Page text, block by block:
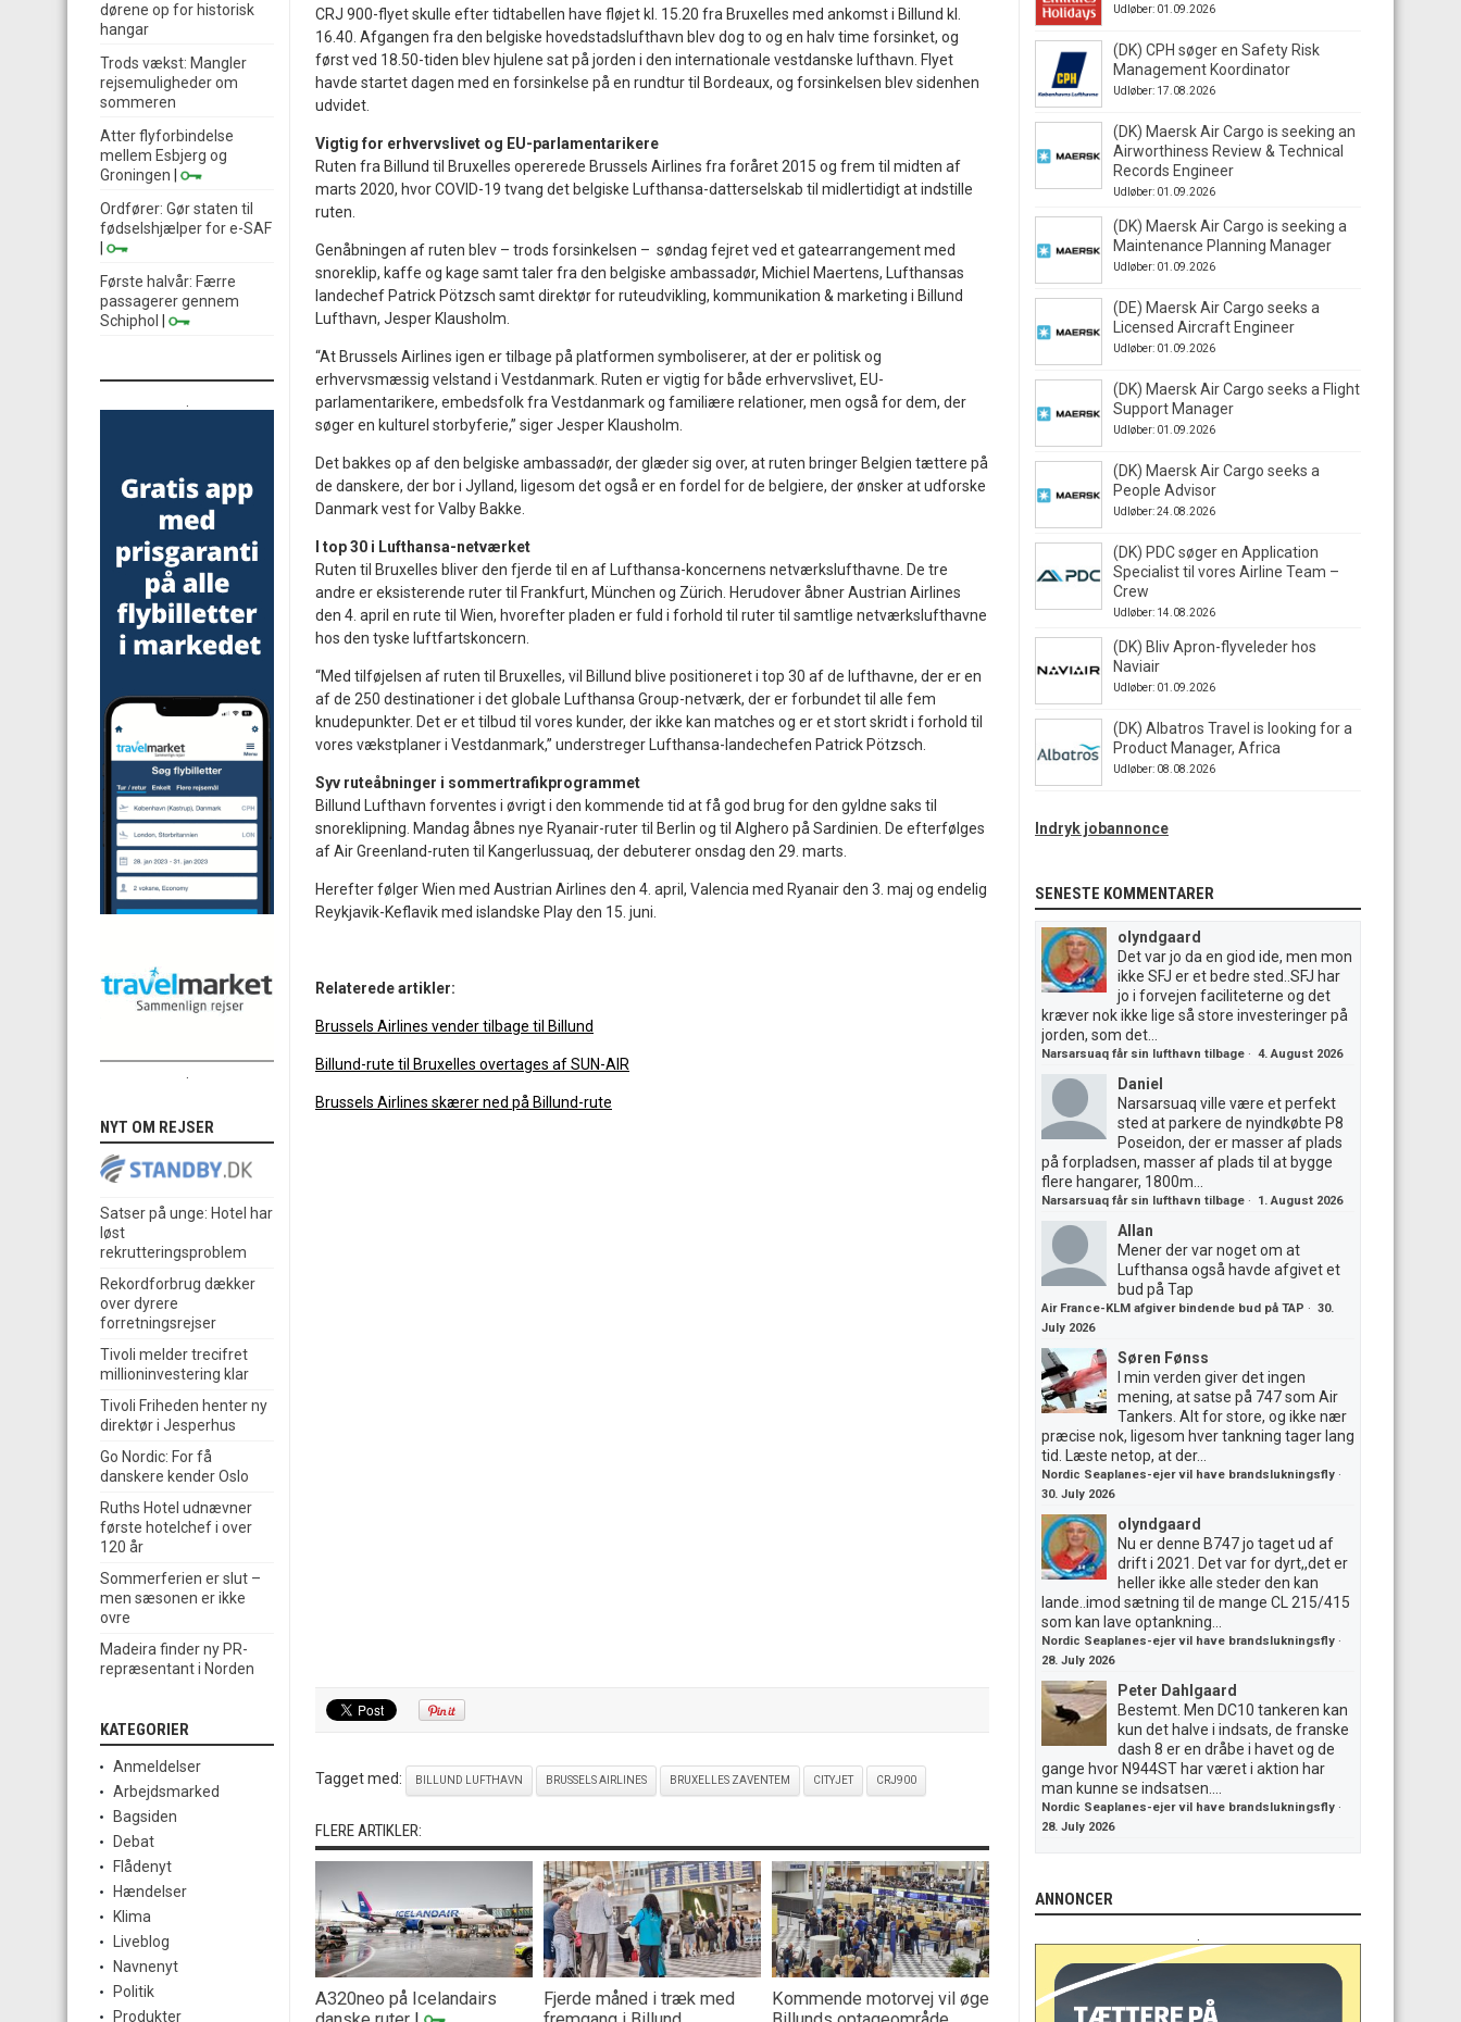
CRJ 900-flyet skulle efter tidtabellen have fløjet kl. 15.20 fra Bruxelles med ankomst i Billund kl.
16.40. Afgangen fra den belgiske hovedstadslufthavn blev dog to og en halv time forsinket, og
først ved 18.50-tiden blev hjulene sat på jorden i den internationale vestdanske lufthavn. Flyet
havde startet dagen med en forsinkelse på en rundtur til Bordeaux, og forsinkelsen blev sidenhen
udvidet.
Vigtig for erhvervslivet og EU-parlamentarikere
Ruten fra Billund til Bruxelles opererede Brussels Airlines fra foråret 2015 og frem til midten af
marts 2020, hvor COVID-19 tvang det belgiske Lufthansa-datterselskab til midlertidigt at indstille
ruten.
Genåbningen af ruten blev – trods forsinkelsen – søndag fejret ved et gatearrangement med
snoreklip, kaffe og kage samt taler fra den belgiske ambassadør, Michiel Maertens, Lufthansas
landechef Patrick Pötzsch samt direktør for ruteudvikling, kommunikation & marketing i Billund
Lufthavn, Jesper Klausholm.
“At Brussels Airlines igen er tilbage på platformen symboliserer, at der er politisk og
erhvervsmæssig velstand i Vestdanmark. Ruten er vigtig for både erhvervslivet, EU-
parlamentarikere, embedsfolk fra Vestdanmark og familiære relationer, men også for dem, der
søger en kulturel storbyferie,” siger Jesper Klausholm.
Det bakkes op af den belgiske ambassadør, der glæder sig over, at ruten bringer Belgien tættere på
de danskere, der bor i Jylland, ligesom det også er en fordel for de belgiere, der ønsker at udforske
Danmark vest for Valby Bakke.
I top 30 i Lufthansa-netværket
Ruten til Bruxelles bliver den fjerde til en af Lufthansa-koncernens netværkslufthavne. De tre
andre er eksisterende ruter til Frankfurt, München og Zürich. Herudover åbner Austrian Airlines
den 4. april en rute til Wien, hvorefter pladen er fuld i forhold til ruter til samtlige netværkslufthavne
hos den tyske luftfartskoncern.
“Med tilføjelsen af ruten til Bruxelles, vil Billund blive positioneret i top 30 af de lufthavne, der er en
af de 250 destinationer i det globale Lufthansa Group-netværk, der er forbundet til alle fem
knudepunkter. Det er et tilbud til vores kunder, der ikke kan matches og er et stort skridt i forhold til
vores vækstplaner i Vestdanmark,” understreger Lufthansa-landechefen Patrick Pötzsch.
Syv ruteåbninger i sommertrafikprogrammet
Billund Lufthavn forventes i øvrigt i den kommende tid at få god brug for den gyldne saks til
snoreklipning. Mandag åbnes nye Ryanair-ruter til Berlin og til Alghero på Sardinien. De efterfølges
af Air Greenland-ruten til Kangerlussuaq, der debuterer onsdag den 29. marts.
Herefter følger Wien med Austrian Airlines den 4. april, Valencia med Ryanair den 3. maj og endelig
Reykjavik-Keflavik med islandske Play den 15. juni.
Relaterede artikler:
Brussels Airlines vender tilbage til Billund
Billund-rute til Bruxelles overtages af SUN-AIR
Brussels Airlines skærer ned på Billund-rute
Tagget med: BILLUND LUFTHAVN BRUSSELS AIRLINES BRUXELLES ZAVENTEM CITYJET CRJ900
FLERE ARTIKLER:
A320neo på Icelandairs
Fjerde måned i træk med
Kommende motorvej vil øge
dørene op for historisk
hangar
Trods vækst: Mangler
rejsemuligheder om
sommeren
Atter flyforbindelse
mellem Esbjerg og
Groningen
Ordfører: Gør staten til
fødselshjælper for e-SAF
Første halvår: Færre
passagerer gennem
Schiphol
NYT OM REJSER
Satser på unge: Hotel har
løst
rekrutteringsproblem
Rekordforbrug dækker
over dyrere
forretningsrejser
Tivoli melder trecifret
millioninvestering klar
Tivoli Friheden henter ny
direktør i Jesperhus
Go Nordic: For få
danskere kender Oslo
Ruths Hotel udnævner
første hotelchef i over
120 år
Sommerferien er slut –
men sæsonen er ikke
ovre
Madeira finder ny PR-
repræsentant i Norden
KATEGORIER
Anmeldelser
Arbejdsmarked
Bagsiden
Debat
Flådenyt
Hændelser
Klima
Liveblog
Navnenyt
Politik
Produkter
Udløber: 01.09.2026
(DK) CPH søger en Safety Risk
Management Koordinator
Udløber: 17.08.2026
(DK) Maersk Air Cargo is seeking an
Airworthiness Review & Technical
Records Engineer
Udløber: 01.09.2026
(DK) Maersk Air Cargo is seeking a
Maintenance Planning Manager
Udløber: 01.09.2026
(DE) Maersk Air Cargo seeks a
Licensed Aircraft Engineer
Udløber: 01.09.2026
(DK) Maersk Air Cargo seeks a Flight
Support Manager
Udløber: 01.09.2026
(DK) Maersk Air Cargo seeks a
People Advisor
Udløber: 24.08.2026
(DK) PDC søger en Application
Specialist til vores Airline Team –
Crew
Udløber: 14.08.2026
(DK) Bliv Apron-flyveleder hos
Naviair
Udløber: 01.09.2026
(DK) Albatros Travel is looking for a
Product Manager, Africa
Udløber: 08.08.2026
Indryk jobannonce
SENESTE KOMMENTARER
olyndgaard
Det var jo da en giod ide, men mon
ikke SFJ er et bedre sted..SFJ har
jo i forvejen faciliteterne og det
kræver nok ikke lige så store investeringer på
jorden, som det...
Narsarsuaq får sin lufthavn tilbage · 4. August 2026
Daniel
Narsarsuaq ville være et perfekt
sted at parkere de nyindkøbte P8
Poseidon, der er masser af plads
på forpladsen, masser af plads til at bygge
flere hangarer, 1800m...
Narsarsuaq får sin lufthavn tilbage · 1. August 2026
Allan
Mener der var noget om at
Lufthansa også havde afgivet et
bud på Tap
Air France-KLM afgiver bindende bud på TAP · 30.
July 2026
Søren Fønss
I min verden giver det ingen
mening, at satse på 747 som Air
Tankers. Alt for store, og ikke nær
præcise nok, ligesom hver tankning tager lang
tid. Læste netop, at der...
Nordic Seaplanes-ejer vil have brandslukningsfly ·
30. July 2026
olyndgaard
Nu er denne B747 jo taget ud af
drift i 2021. Det var for dyrt,,det er
heller ikke alle steder den kan
lande..imod sætning til de mange CL 215/415
som kan lave optankning...
Nordic Seaplanes-ejer vil have brandslukningsfly ·
28. July 2026
Peter Dahlgaard
Bestemt. Men DC10 tankeren kan
kun det halve i indsats, de franske
dash 8 er en dråbe i havet og de
gange hvor N944ST har været i aktion har
man kunne se indsatsen....
Nordic Seaplanes-ejer vil have brandslukningsfly ·
28. July 2026
ANNONCER